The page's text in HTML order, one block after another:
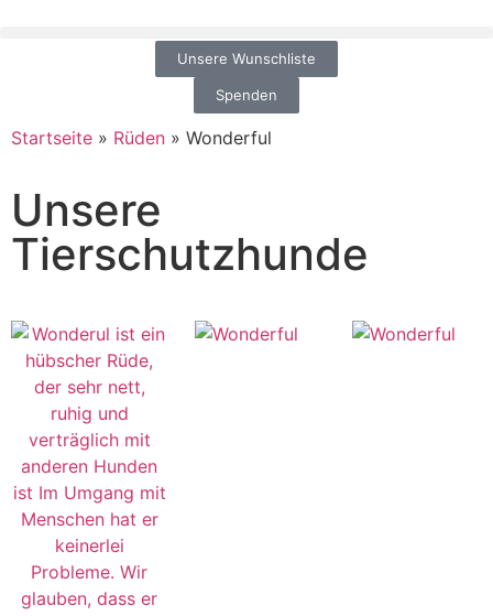
Unsere Wunschliste
Spenden
Startseite » Rüden » Wonderful
Unsere
Tierschutzhunde